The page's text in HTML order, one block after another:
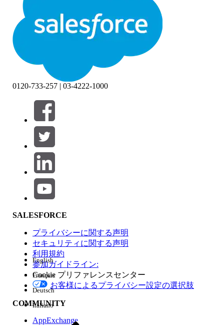
閉じる 閉じる
絞り込み条件 (0)
絞り込み条件を選択
製品エリア
機能の影響
エディション
0120-733-257 | 03-4222-1000
SALESFORCE
プライバシーに関する声明
セキュリティに関する声明
利用規約
参加ガイドライン:
Cookie プリファレンスセンター
お客様によるプライバシー設定の選択肢
COMMUNITY
AppExchange
English
Français
Deutsch
Italiano